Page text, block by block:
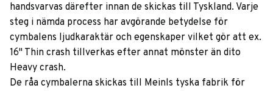
handsvarvas därefter innan de skickas till Tyskland. Varje
steg i nämda process har avgörande betydelse för
cymbalens ljudkaraktär och egenskaper vilket gör att ex.
16" Thin crash tillverkas efter annat mönster än dito
Heavy crash.
De råa cymbalerna skickas till Meinls tyska fabrik för